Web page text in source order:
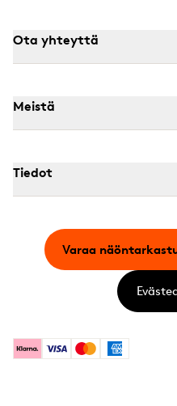
Ota yhteyttä
Meistä
Tiedot
KlarnaVisa MastercardAmerican
Varaa